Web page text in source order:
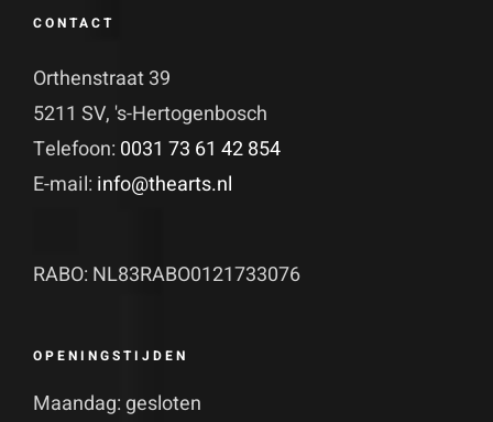
CONTACT
Orthenstraat 39
5211 SV, 's-Hertogenbosch
Telefoon: 0031 73 61 42 854
E-mail: info@thearts.nl
RABO: NL83RABO0121733076
OPENINGSTIJDEN
Maandag: gesloten